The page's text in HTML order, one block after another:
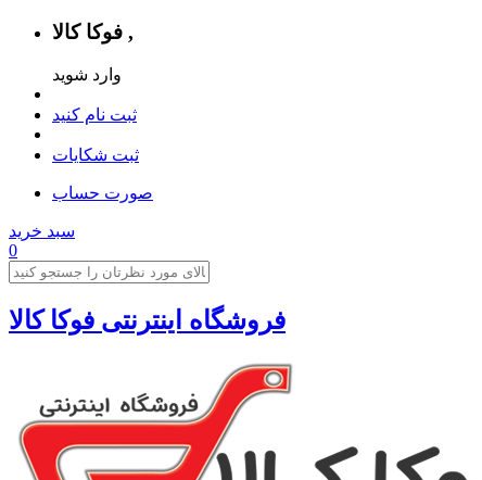
فوکا کالا ,
وارد شوید
ثبت نام کنید
ثبت شکایات
صورت حساب
سبد خرید
0
فروشگاه اینترنتی فوکا کالا